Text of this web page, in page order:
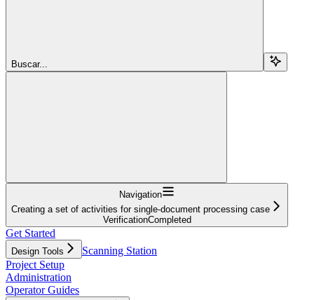
Buscar...
Navigation
Creating a set of activities for single-document processing case
VerificationCompleted
Get Started
Design Tools
Scanning Station
Project Setup
Administration
Operator Guides